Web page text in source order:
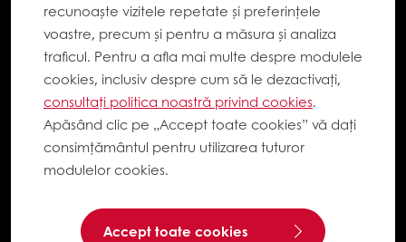
recunoaște vizitele repetate și preferințele
voastre, precum și pentru a măsura și analiza
traficul. Pentru a afla mai multe despre modulele
cookies, inclusiv despre cum să le dezactivați,
consultați politica noastră privind cookies.
Apăsând clic pe „Accept toate cookies” vă dați
consimțământul pentru utilizarea tuturor
modulelor cookies.
Accept toate cookies